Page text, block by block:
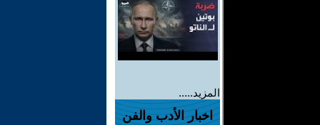
المزيد.....
اخبار الأدب والفن